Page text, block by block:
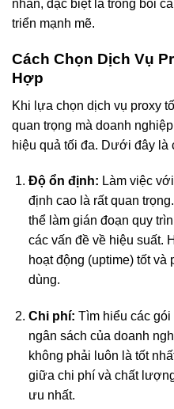
nhân, đặc biệt là trong bối
triển mạnh mẽ.
Cách Chọn Dịch Vụ
Hợp
Khi lựa chọn dịch vụ proxy
quan trọng mà doanh
hiệu quả tối đa. Dưới đây là
Độ ổn định: Làm việc
định cao là rất quan
thể làm gián đoạn quy
các vấn đề về hiệu suất.
hoạt động (uptime) tốt
dùng.
Chi phí: Tìm hiểu các
ngân sách của doanh
không phải luôn là tốt
giữa chi phí và chất
ưu nhất.